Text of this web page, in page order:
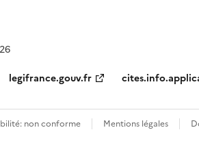
legifrance.gouv.fr
non conforme Mentions légales